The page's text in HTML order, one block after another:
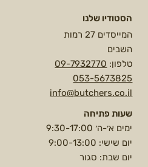
הסטודיו שלנו
המייסדים 27 רמות
השבים
טלפון: 09-7932770
053-5673825
info@butchers.co.il
שעות פתיחה
ימים א׳-ה׳ 9:30-17:00
יום שישי: 9:00-13:00
יום שבת: סגור